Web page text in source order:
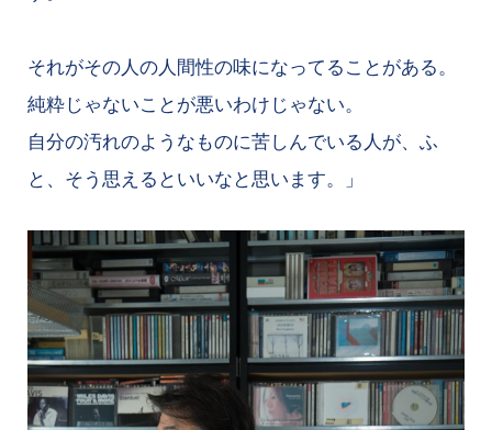
それがその人の人間性の味になってることがある。
純粋じゃないことが悪いわけじゃない。
自分の汚れのようなものに苦しんでいる人が、ふ
と、そう思えるといいなと思います。」